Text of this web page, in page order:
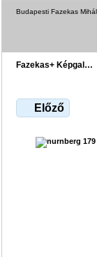
Budapesti Fazekas
Fazekas+ Képgal…
Előző